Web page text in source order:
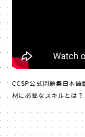
CCSP公式問題集日本語
材に必要なスキルとは？